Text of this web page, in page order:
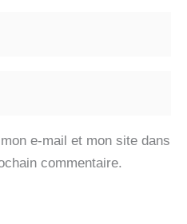
e-mail et mon site dans
commentaire.